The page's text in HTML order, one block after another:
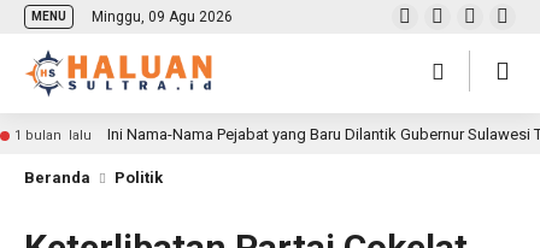
MENU Minggu, 09 Agu 2026
1 bulan lalu Ini Nama-Nama Pejabat yang Baru Dilantik Gubernur Sulawesi
Beranda Politik